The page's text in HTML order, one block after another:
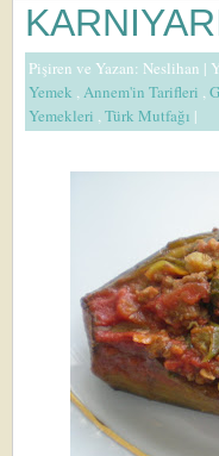
Pişiren ve Yazan: Neslihan |
Yemek ,Annem'in Tarifleri ,
Yemekleri ,Türk Mutfağı |